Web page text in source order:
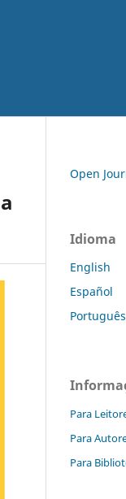
Open
Idioma
English
Español
Português
Para
Para
Para